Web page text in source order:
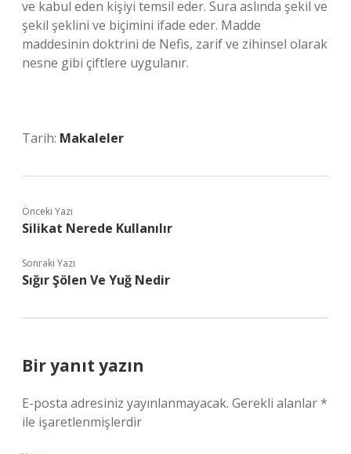
ve kabul eden kişiyi temsil eder. Sura aslında şekil ve
şekil şeklini ve biçimini ifade eder. Madde
maddesinin doktrini de Nefis, zarif ve zihinsel olarak
nesne gibi çiftlere uygulanır.
Tarih: Makaleler
Önceki Yazı
Silikat Nerede Kullanılır
Sonraki Yazı
Sığır Şölen Ve Yuğ Nedir
Bir yanıt yazın
E-posta adresiniz yayınlanmayacak. Gerekli alanlar*
ile işaretlenmişlerdir